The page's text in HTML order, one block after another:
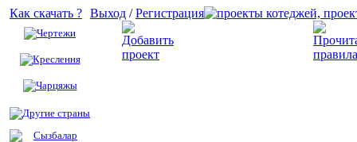
Как скачать ?
Чертежи
Креслення
Чарцяжы
Другие страны
Сызбалар
Выход /Регистрация